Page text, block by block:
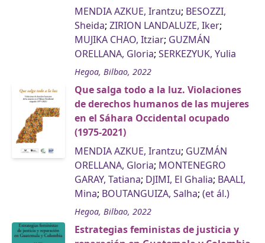
MENDIA AZKUE, Irantzu; BESOZZI,
Sheida; ZIRION LANDALUZE, Iker;
MUJIKA CHAO, Itziar; GUZMÁN
ORELLANA, Gloria; SERKEZYUK, Yulia
Hegoa, Bilbao, 2022
Que salga todo a la luz. Violaciones
de derechos humanos de las mujeres
en el Sáhara Occidental ocupado
(1975-2021)
MENDIA AZKUE, Irantzu; GUZMÁN
ORELLANA, Gloria; MONTENEGRO
GARAY, Tatiana; DJIMI, El Ghalia; BAALI,
Mina; BOUTANGUIZA, Salha; (et ál.)
Hegoa, Bilbao, 2022
Estrategias feministas de justicia y